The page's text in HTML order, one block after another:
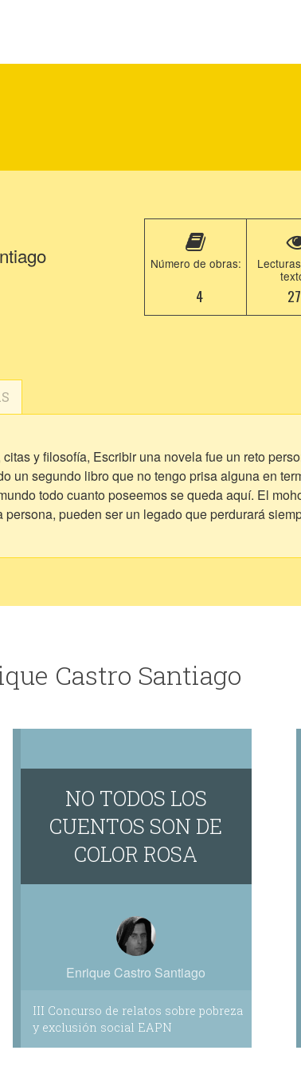
Número de obras:
4
y filosofía, Escribir una novela fue un reto
un segundo libro que no tengo prisa alguna en
todo cuanto poseemos se queda aquí. El
pueden ser un legado que perdurará
Castro Santiago
NO TODOS LOS
CUENTOS SON DE
COLOR ROSA
Enrique Castro Santiago
III Concurso de relatos sobre pobreza
y exclusión social EAPN